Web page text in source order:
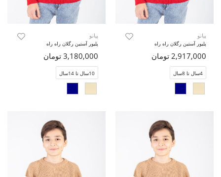
پیانو
پلیور آستین رگلان راه راه
2,917,000 تومان
4سال تا 8سال
پیانو
پلیور آستین رگلان راه راه
3,180,000 تومان
10سال تا 14سال